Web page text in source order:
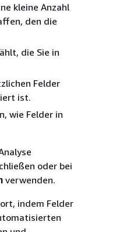
kleine Anzahl
den die
die Sie in
Felder
ist.
wie Felder in
oder bei
verwenden.
indem Felder